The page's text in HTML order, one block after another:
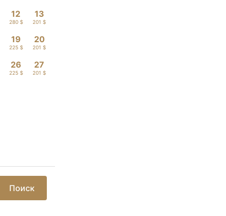
12
280 $
13
201 $
19
225 $
20
201 $
26
225 $
27
201 $
Поиск